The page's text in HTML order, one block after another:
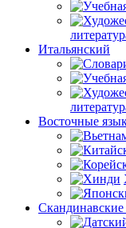
Итальянский
Восточные
Скандинавские